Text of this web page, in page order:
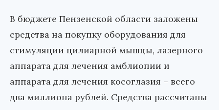
В бюджете Пензенской области заложены
средства на покупку оборудования для
стимуляции цилиарной мышцы, лазерного
аппарата для лечения амблиопии и
аппарата для лечения косоглазия – всего
два миллиона рублей. Средства рассчитаны